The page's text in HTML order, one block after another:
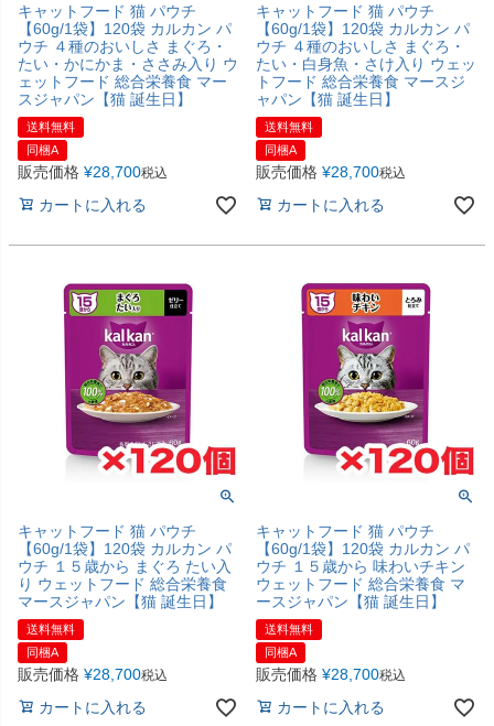
キャットフード 猫 パウチ
【60g/1袋】120袋 カルカン パ
ウチ ４種のおいしさ まぐろ・
たい・かにかま・ささみ入り ウ
ェットフード 総合栄養食 マー
スジャパン【猫 誕生日】
送料無料
同梱A
販売価格 ¥28,700税込
カートに入れる
キャットフード 猫 パウチ
【60g/1袋】120袋 カルカン パ
ウチ ４種のおいしさ まぐろ・
たい・白身魚・さけ入り ウェッ
トフード 総合栄養食 マースジ
ャパン【猫 誕生日】
送料無料
同梱A
販売価格 ¥28,700税込
カートに入れる
キャットフード 猫 パウチ
【60g/1袋】120袋 カルカン パ
ウチ １５歳から まぐろ たい入
り ウェットフード 総合栄養食
マースジャパン【猫 誕生日】
送料無料
同梱A
販売価格 ¥28,700税込
カートに入れる
キャットフード 猫 パウチ
【60g/1袋】120袋 カルカン パ
ウチ １５歳から 味わいチキン
ウェットフード 総合栄養食 マ
ースジャパン【猫 誕生日】
送料無料
同梱A
販売価格 ¥28,700税込
カートに入れる